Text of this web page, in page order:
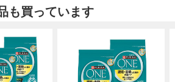
も買っています